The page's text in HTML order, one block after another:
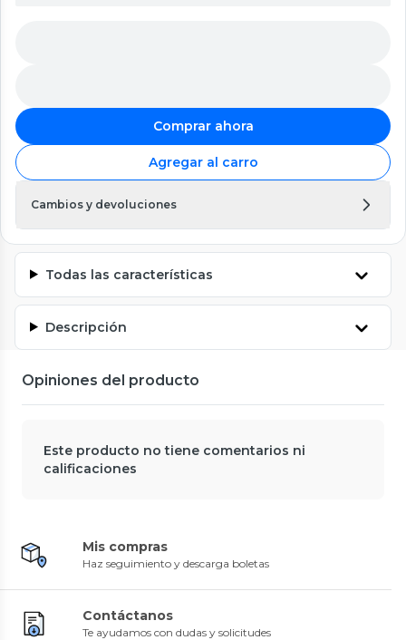
Comprar ahora
Agregar al carro
Cambios y devoluciones
Todas las características
Descripción
Opiniones del producto
Este producto no tiene comentarios ni
calificaciones
Mis compras
Haz seguimiento y descarga boletas
Contáctanos
Te ayudamos con dudas y solicitudes